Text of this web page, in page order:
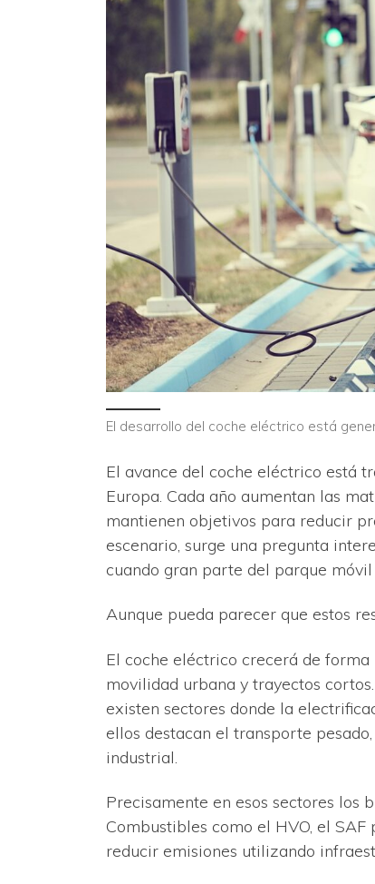
El desarrollo del coche eléctrico está
El avance del coche eléctrico está
Europa. Cada año aumentan las
mantienen objetivos para reducir
escenario, surge una pregunta
cuando gran parte del parque
Aunque pueda parecer que estos
El coche eléctrico crecerá de
movilidad urbana y trayectos
existen sectores donde la
ellos destacan el transporte
industrial.
Precisamente en esos sectores los
Combustibles como el HVO, el
reducir emisiones utilizando